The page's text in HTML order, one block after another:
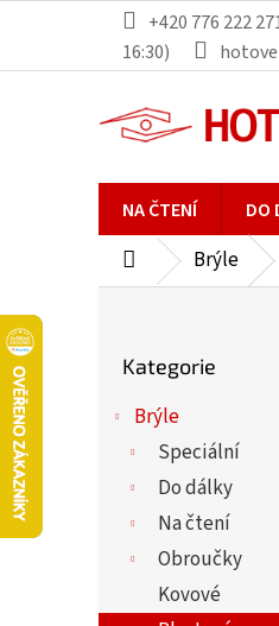
obsah
+420 776 222
16:30)
NA ČTENÍ DO
DomůBrýle
kategorie
Kategorie
Brýle
Speciální
Do dálky
Na čtení
Obroučky
Kovové